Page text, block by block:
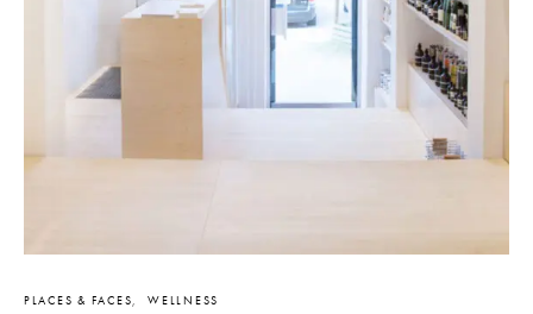
PLACES & FACES WELLNESS